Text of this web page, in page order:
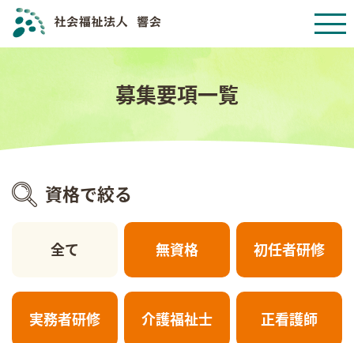
募集要項一覧
資格で絞る
全て 無資格 初任者研修
実務者研修 介護福祉士 正看護師